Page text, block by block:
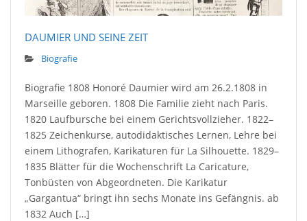
DAUMIER UND SEINE ZEIT
Biografie
Biografie 1808 Honoré Daumier wird am 26.2.1808 in
Marseille geboren. 1808 Die Familie zieht nach Paris.
1820 Laufbursche bei einem Gerichtsvollzieher. 1822–
1825 Zeichenkurse, autodidaktisches Lernen, Lehre bei
einem Lithografen, Karikaturen für La Silhouette. 1829–
1835 Blätter für die Wochenschrift La Caricature,
Tonbüsten von Abgeordneten. Die Karikatur
„Gargantua“ bringt ihn sechs Monate ins Gefängnis. ab
1832 Auch […]